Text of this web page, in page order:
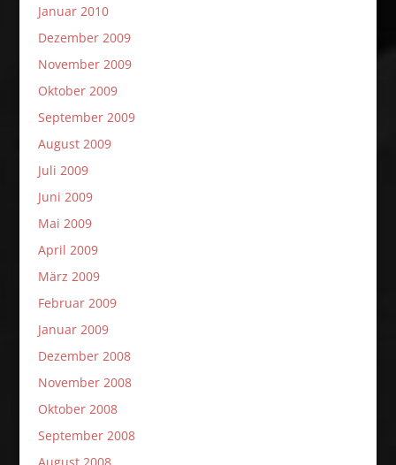
Januar 2010
Dezember 2009
November 2009
Oktober 2009
September 2009
August 2009
Juli 2009
Juni 2009
Mai 2009
April 2009
März 2009
Februar 2009
Januar 2009
Dezember 2008
November 2008
Oktober 2008
September 2008